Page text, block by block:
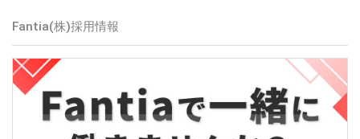
Fantia(株)採用情報